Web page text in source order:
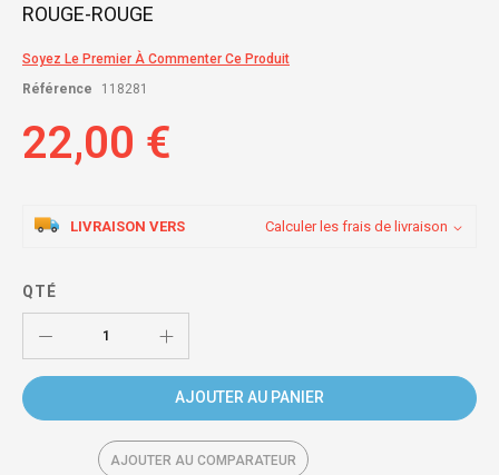
the
of
images
ROUGE-ROUGE
Soyez Le Premier À Commenter Ce Produit
Référence
118281
22,00 €
LIVRAISON VERS Calculer les frais de livraison
QTÉ
AJOUTER AU PANIER
AJOUTER AU COMPARATEUR